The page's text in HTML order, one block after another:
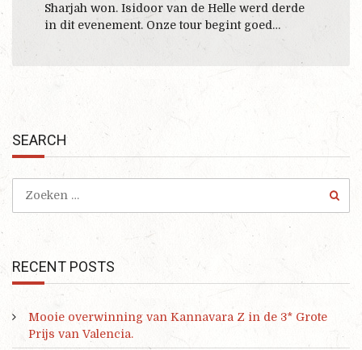
Sharjah won. Isidoor van de Helle werd derde
in dit evenement. Onze tour begint goed…
SEARCH
RECENT POSTS
Mooie overwinning van Kannavara Z in de 3* Grote
Prijs van Valencia.